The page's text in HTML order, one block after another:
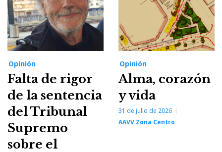
Opinión
Falta de rigor
de la sentencia
del Tribunal
Supremo
sobre el
Opinión
Alma, corazón
y vida
31 de julio de 2026
AAVV Zona Centro